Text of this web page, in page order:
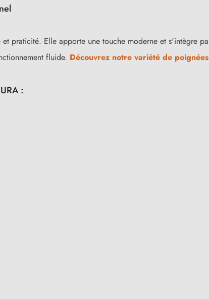
et praticité. Elle apporte une touche moderne et s'intègre
fluide. Découvrez notre variété de
: